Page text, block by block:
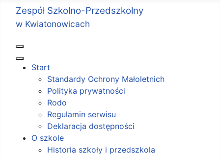
Zespół Szkolno-Przedszkolny
w Kwiatonowicach
Start
Standardy Ochrony Małoletnich
Polityka prywatności
Rodo
Regulamin serwisu
Deklaracja dostępności
O szkole
Historia szkoły i przedszkola